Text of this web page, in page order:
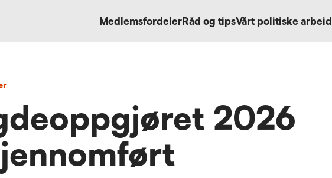
MedlemsfordelerRåd og tipsVårt politiske arbeid
2026